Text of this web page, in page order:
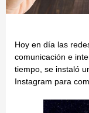
Hoy en día las
comunicación e
tiempo, se instaló
Instagram para